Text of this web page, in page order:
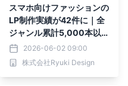
スマホ向けファッションの
LP制作実績が42件に｜全
ジャンル累計5,000本以
上の制作実績
2026-06-02 09:00
株式会社Ryuki Design